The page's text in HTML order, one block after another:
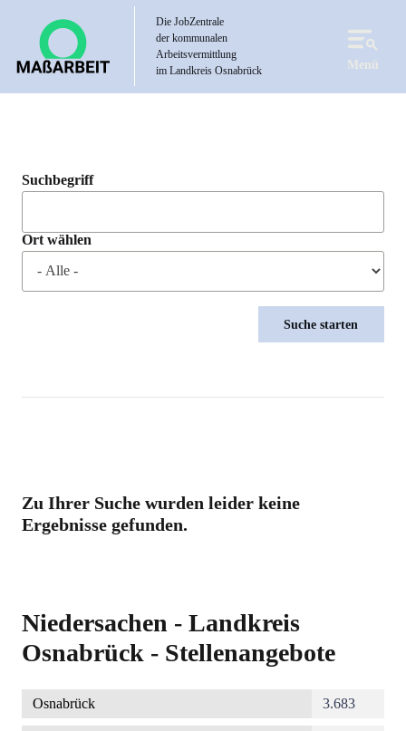
Die JobZentrale
der kommunalen
Arbeitsvermittlung
im Landkreis Osnabrück
Menü
Suchbegriff
Ort wählen
Zu Ihrer Suche wurden leider keine
Ergebnisse gefunden.
Niedersachen - Landkreis
Osnabrück - Stellenangebote
Osnabrück 3.683